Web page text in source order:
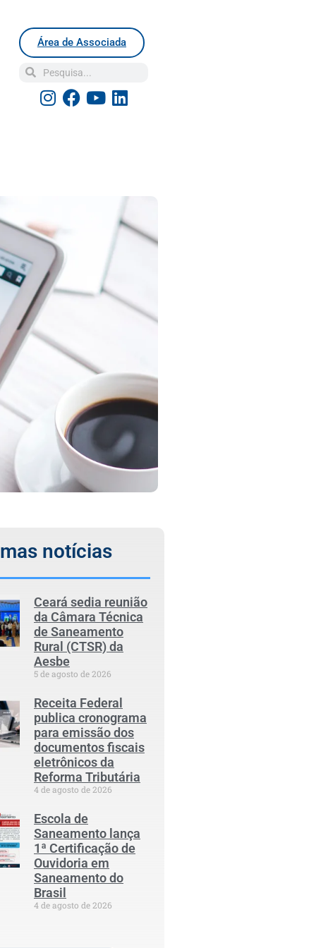
Área de Associada
notícias
Ceará sedia reunião
da Câmara Técnica
de Saneamento
Rural (CTSR) da
Aesbe
5 de agosto de 2026
Receita Federal
publica cronograma
para emissão dos
documentos fiscais
eletrônicos da
Reforma Tributária
4 de agosto de 2026
Escola de
Saneamento lança
1ª Certificação de
Ouvidoria em
Saneamento do
Brasil
4 de agosto de 2026